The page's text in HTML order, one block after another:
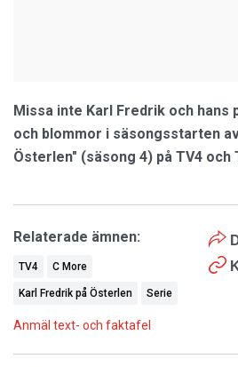
Missa inte Karl Fredrik och hans
och blommor i säsongsstarten
Österlen" (säsong 4) på TV4 och
Relaterade ämnen:
TV4 C More
Karl Fredrik på Österlen Serie
Anmäl text- och faktafel